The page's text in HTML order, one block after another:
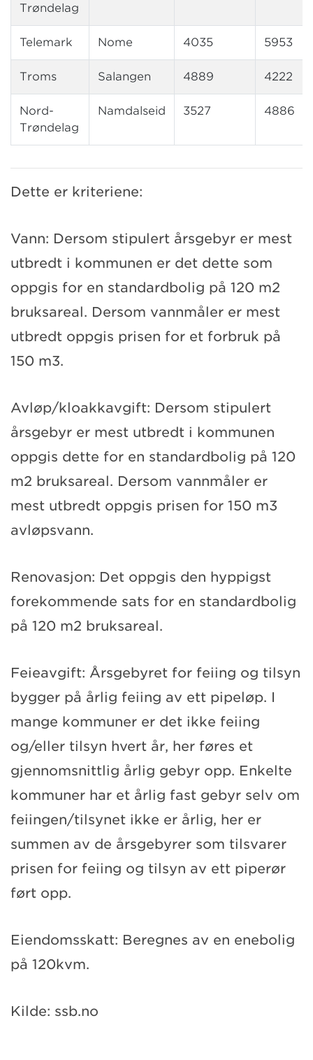
Trøndelag
Telemark Nome 4035 5953
Troms Salangen 4889 4222
Nord-
Trøndelag
Namdalseid 3527 4886
Dette er kriteriene:
Vann: Dersom stipulert årsgebyr er mest
utbredt i kommunen er det dette som
oppgis for en standardbolig på 120 m2
bruksareal. Dersom vannmåler er mest
utbredt oppgis prisen for et forbruk på
150 m3.
Avløp/kloakkavgift: Dersom stipulert
årsgebyr er mest utbredt i kommunen
oppgis dette for en standardbolig på 120
m2 bruksareal. Dersom vannmåler er
mest utbredt oppgis prisen for 150 m3
avløpsvann.
Renovasjon: Det oppgis den hyppigst
forekommende sats for en standardbolig
på 120 m2 bruksareal.
Feieavgift: Årsgebyret for feiing og tilsyn
bygger på årlig feiing av ett pipeløp. I
mange kommuner er det ikke feiing
og/eller tilsyn hvert år, her føres et
gjennomsnittlig årlig gebyr opp. Enkelte
kommuner har et årlig fast gebyr selv om
feiingen/tilsynet ikke er årlig, her er
summen av de årsgebyrer som tilsvarer
prisen for feiing og tilsyn av ett piperør
ført opp.
Eiendomsskatt: Beregnes av en enebolig
på 120kvm.
Kilde: ssb.no